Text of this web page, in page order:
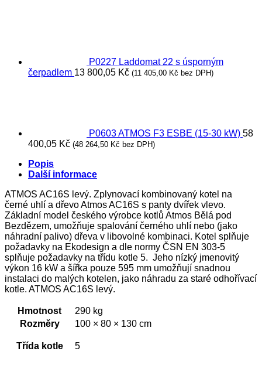
P0227 Laddomat 22 s úsporným
čerpadlem 13 800,05 Kč (11 405,00 Kč bez DPH)
P0603 ATMOS F3 ESBE (15-30 kW) 58
400,05 Kč (48 264,50 Kč bez DPH)
Popis
Další informace
ATMOS AC16S levý. Zplynovací kombinovaný kotel na
černé uhlí a dřevo Atmos AC16S s panty dvířek vlevo.
Základní model českého výrobce kotlů Atmos Bělá pod
Bezdězem, umožňuje spalování černého uhlí nebo (jako
náhradní palivo) dřeva v libovolné kombinaci. Kotel splňuje
požadavky na Ekodesign a dle normy ČSN EN 303-5
splňuje požadavky na třídu kotle 5. Jeho nízký jmenovitý
výkon 16 kW a šířka pouze 595 mm umožňují snadnou
instalaci do malých kotelen, jako náhradu za staré odhořívací
kotle. ATMOS AC16S levý.
Hmotnost
290 kg
Rozměry
100 × 80 × 130 cm
Třída kotle 5